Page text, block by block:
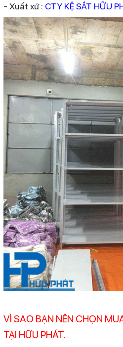
- Xuất xứ : CTY KỆ SẮT HỮU
VÌ SAO BẠN NÊN CHỌN
TẠI HỮU PHÁT.